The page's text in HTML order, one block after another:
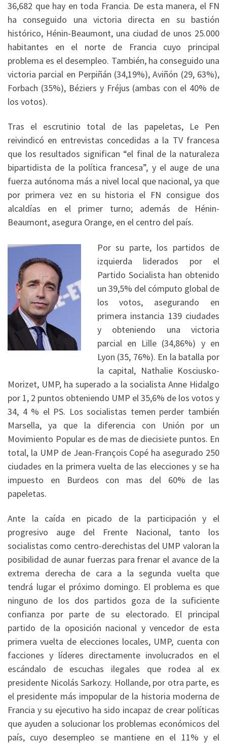
36,682 que hay en toda Francia. De esta manera, el FN
ha conseguido una victoria directa en su bastión
histórico, Hénin-Beaumont, una ciudad de unos 25.000
habitantes en el norte de Francia cuyo principal
problema es el desempleo. También, ha conseguido una
victoria parcial en Perpiñán (34,19%), Aviñón (29, 63%),
Forbach (35%), Béziers y Fréjus (ambas con el 40% de
los votos).
Tras el escrutinio total de las papeletas, Le Pen
reivindicó en entrevistas concedidas a la TV francesa
que los resultados significan “el final de la naturaleza
bipartidista de la política francesa”, y el auge de una
fuerza autónoma más a nivel local que nacional, ya que
por primera vez en su historia el FN consigue dos
alcaldías en el primer turno; además de Hénin-
Beaumont, asegura Orange, en el centro del país.
Por su parte, los partidos de
izquierda liderados por el
Partido Socialista han obtenido
un 39,5% del cómputo global de
los votos, asegurando en
primera instancia 139 ciudades
y obteniendo una victoria
parcial en Lille (34,86%) y en
Lyon (35, 76%). En la batalla por
la capital, Nathalie Kosciusko-
Morizet, UMP, ha superado a la socialista Anne Hidalgo
por 1, 2 puntos obteniendo UMP el 35,6% de los votos y
34, 4 % el PS. Los socialistas temen perder también
Marsella, ya que la diferencia con Unión por un
Movimiento Popular es de mas de diecisiete puntos. En
total, la UMP de Jean-François Copé ha asegurado 250
ciudades en la primera vuelta de las elecciones y se ha
impuesto en Burdeos con mas del 60% de las
papeletas.
Ante la caída en picado de la participación y el
progresivo auge del Frente Nacional, tanto los
socialistas como centro-derechistas del UMP valoran la
posibilidad de aunar fuerzas para frenar el avance de la
extrema derecha de cara a la segunda vuelta que
tendrá lugar el próximo domingo. El problema es que
ninguno de los dos partidos goza de la suficiente
confianza por parte de su electorado. El principal
partido de la oposición nacional y vencedor de esta
primera vuelta de elecciones locales, UMP, cuenta con
facciones y líderes directamente involucrados en el
escándalo de escuchas ilegales que rodea al ex
presidente Nicolás Sarkozy. Hollande, por otra parte, es
el presidente más impopular de la historia moderna de
Francia y su ejecutivo ha sido incapaz de crear políticas
que ayuden a solucionar los problemas económicos del
país, cuyo desempleo se mantiene en el 11% y el